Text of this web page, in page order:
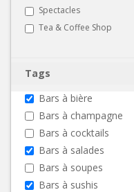
Spectacles
Tea & Coffee Shop
Tags
Bars à bière
Bars à champagne
Bars à cocktails
Bars à salades
Bars à soupes
Bars à sushis